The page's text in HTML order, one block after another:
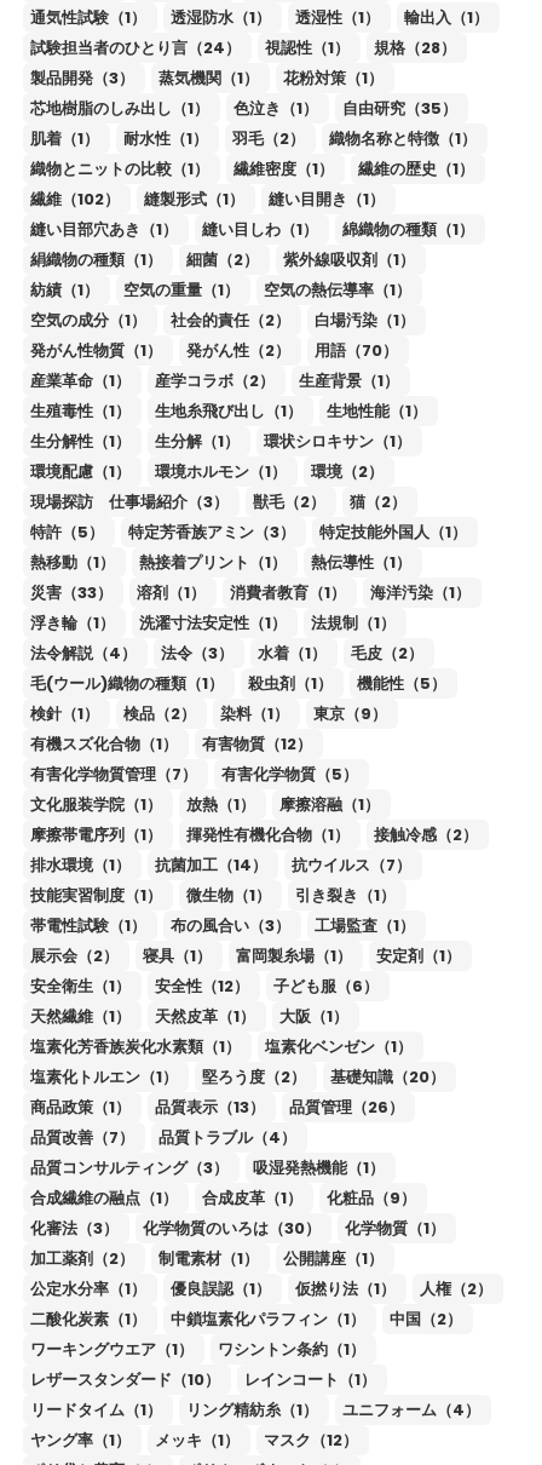
通気性試験（1）
透湿防水（1） 透湿性（1）
輸出入（1）
試験担当者のひとり言（24）
視認性（1）
規格（28）
製品開発（3）
蒸気機関（1）
花粉対策（1）
芯地樹脂のしみ出し（1）
色泣き（1）
自由研究（35）
肌着（1）
耐水性（1） 羽毛（2）
織物名称と特徴（1）
織物とニットの比較（1）
繊維密度（1）
繊維の歴史（1）
繊維（102）
縫製形式（1）
縫い目開き（1）
縫い目部穴あき（1）
縫い目しわ（1）
綿織物の種類（1）
絹織物の種類（1）
細菌（2）
紫外線吸収剤（1）
紡績（1）
空気の重量（1）
空気の熱伝導率（1）
空気の成分（1）
社会的責任（2）
白場汚染（1）
発がん性物質（1）
発がん性（2）
用語（70）
産業革命（1）
産学コラボ（2）
生産背景（1）
生殖毒性（1）
生地糸飛び出し（1）
生地性能（1）
生分解性（1）
生分解（1）
環状シロキサン（1）
環境配慮（1）
環境ホルモン（1）
環境（2）
現場探訪 仕事場紹介（3）
獣毛（2）
猫（2）
特許（5）
特定芳香族アミン（3）
特定技能外国人（1）
熱移動（1）
熱接着プリント（1）
熱伝導性（1）
災害（33）
溶剤（1） 消費者教育（1）
海洋汚染（1）
浮き輪（1）
洗濯寸法安定性（1）
法規制（1）
法令解説（4）
法令（3） 水着（1）
毛皮（2）
毛(ウール)織物の種類（1）
殺虫剤（1）
機能性（5）
検針（1）
検品（2） 染料（1）
東京（9）
有機スズ化合物（1）
有害物質（12）
有害化学物質管理（7）
有害化学物質（5）
文化服装学院（1）
放熱（1）
摩擦溶融（1）
摩擦帯電序列（1）
揮発性有機化合物（1）
接触冷感（2）
排水環境（1）
抗菌加工（14）
抗ウイルス（7）
技能実習制度（1）
微生物（1）
引き裂き（1）
帯電性試験（1）
布の風合い（3）
工場監査（1）
展示会（2）
寝具（1） 富岡製糸場（1）
安定剤（1）
安全衛生（1）
安全性（12）
子ども服（6）
天然繊維（1）
天然皮革（1）
大阪（1）
塩素化芳香族炭化水素類（1）
塩素化ベンゼン（1）
塩素化トルエン（1）
堅ろう度（2）
基礎知識（20）
商品政策（1）
品質表示（13）
品質管理（26）
品質改善（7）
品質トラブル（4）
品質コンサルティング（3）
吸湿発熱機能（1）
合成繊維の融点（1）
合成皮革（1）
化粧品（9）
化審法（3）
化学物質のいろは（30）
化学物質（1）
加工薬剤（2）
制電素材（1）
公開講座（1）
公定水分率（1）
優良誤認（1） 仮撚り法（1）
人権（2）
二酸化炭素（1）
中鎖塩素化パラフィン（1）
中国（2）
ワーキングウエア（1）
ワシントン条約（1）
レザースタンダード（10）
レインコート（1）
リードタイム（1）
リング精紡糸（1）
ユニフォーム（4）
ヤング率（1）
メッキ（1）
マスク（12）